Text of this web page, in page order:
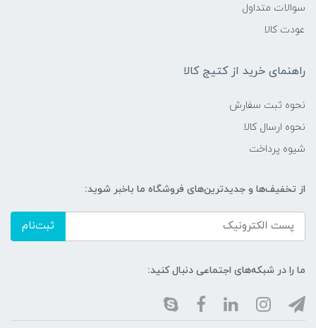
سوالات متداول
عودت کالا
راهنمای خرید از کتیج کالا
نحوه ثبت سفارش
نحوه ارسال کالا
شیوه پرداخت
از تخفیف‌ها و جدیدترین‌های فروشگاه ما باخبر شوید:
ثبت‌نام
ما را در شبکه‌های اجتماعی دنبال کنید: